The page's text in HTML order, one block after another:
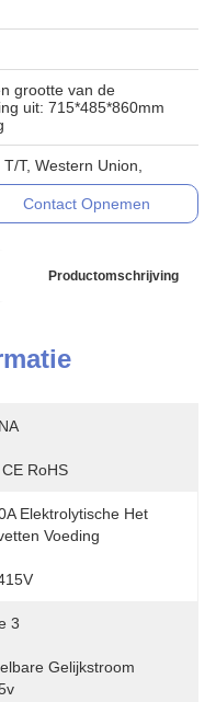
grootte van de
uit: 715*485*860mm
T, Western Union,
Contact Opnemen
Productomschrijving
RoHS
Elektrolytische Het
Voeding
3
Gelijkstroom